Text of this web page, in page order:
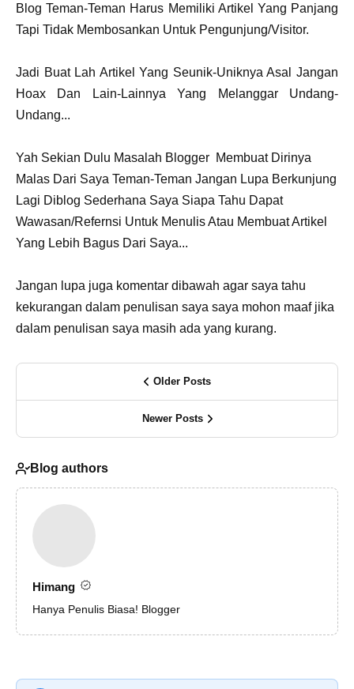
Blog Teman-Teman Harus Memiliki Artikel Yang Panjang
Tapi Tidak Membosankan Untuk Pengunjung/Visitor.
Jadi Buat Lah Artikel Yang Seunik-Uniknya Asal Jangan
Hoax Dan Lain-Lainnya Yang Melanggar Undang-
Undang...
Yah Sekian Dulu Masalah Blogger Membuat Dirinya
Malas Dari Saya Teman-Teman Jangan Lupa Berkunjung
Lagi Diblog Sederhana Saya Siapa Tahu Dapat
Wawasan/Refernsi Untuk Menulis Atau Membuat Artikel
Yang Lebih Bagus Dari Saya...
Jangan lupa juga komentar dibawah agar saya tahu
kekurangan dalam penulisan saya saya mohon maaf jika
dalam penulisan saya masih ada yang kurang.
Older Posts
Newer Posts
Blog authors
Himang
Hanya Penulis Biasa! Blogger